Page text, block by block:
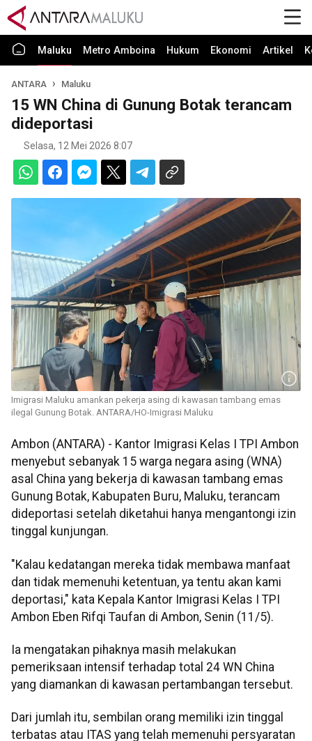
Maluku Metro Amboina Hukum Ekonomi Artikel
ANTARA Maluku
15 WN China di Gunung Botak terancam
dideportasi
Selasa, 12 Mei 2026 8:07
Imigrasi Maluku amankan pekerja asing di kawasan tambang emas
ilegal Gunung Botak. ANTARA/HO-Imigrasi Maluku
Ambon (ANTARA) - Kantor Imigrasi Kelas I TPI Ambon
menyebut sebanyak 15 warga negara asing (WNA)
asal China yang bekerja di kawasan tambang emas
Gunung Botak, Kabupaten Buru, Maluku, terancam
dideportasi setelah diketahui hanya mengantongi izin
tinggal kunjungan.
"Kalau kedatangan mereka tidak membawa manfaat
dan tidak memenuhi ketentuan, ya tentu akan kami
deportasi," kata Kepala Kantor Imigrasi Kelas I TPI
Ambon Eben Rifqi Taufan di Ambon, Senin (11/5).
Ia mengatakan pihaknya masih melakukan
pemeriksaan intensif terhadap total 24 WN China
yang diamankan di kawasan pertambangan tersebut.
Dari jumlah itu, sembilan orang memiliki izin tinggal
terbatas atau ITAS yang telah memenuhi persyaratan